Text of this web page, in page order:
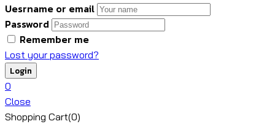
Uesrname or email
Password
Remember me
Lost your password?
0
Close
Shopping Cart(0)